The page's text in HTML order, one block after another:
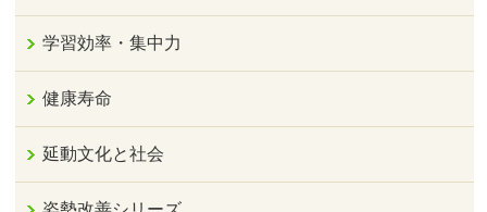
学習効率・集中力
健康寿命
延動文化と社会